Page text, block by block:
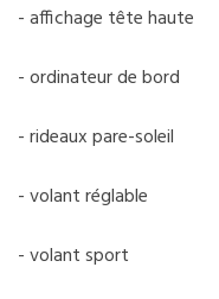
- affichage tête haute
- ordinateur de bord
- rideaux pare-soleil
- volant réglable
- volant sport